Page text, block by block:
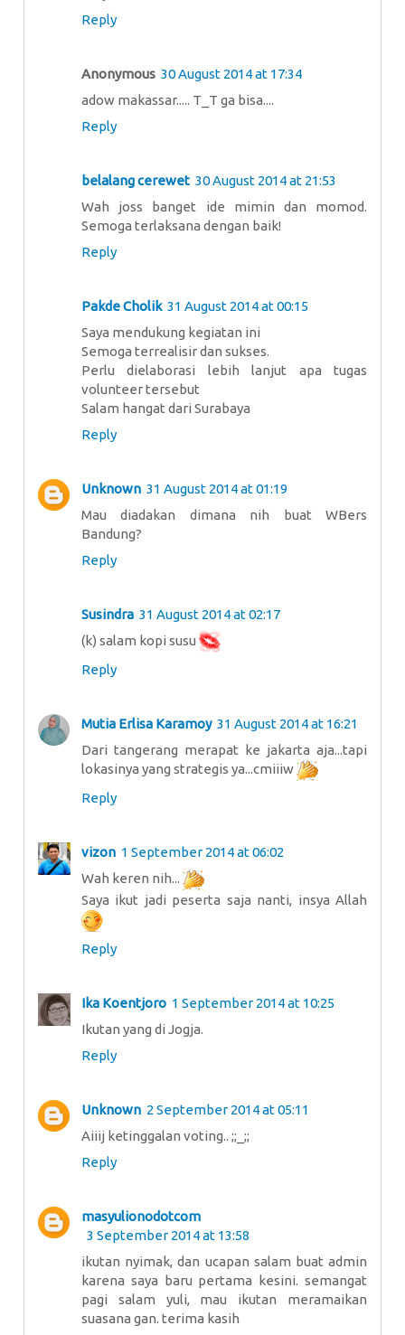
Reply
Anonymous 30 August 2014 at 17:34
adow makassar..... T_T ga bisa....
Reply
belalang cerewet 30 August 2014 at 21:53
Wah joss banget ide mimin dan momod.
Semoga terlaksana dengan baik!
Reply
Pakde Cholik 31 August 2014 at 00:15
Saya mendukung kegiatan ini
Semoga terrealisir dan sukses.
Perlu dielaborasi lebih lanjut apa tugas
volunteer tersebut
Salam hangat dari Surabaya
Reply
Unknown 31 August 2014 at 01:19
Mau diadakan dimana nih buat WBers
Bandung?
Reply
Susindra 31 August 2014 at 02:17
(k) salam kopi susu
Reply
Mutia Erlisa Karamoy 31 August 2014 at 16:21
Dari tangerang merapat ke jakarta aja...tapi
lokasinya yang strategis ya...cmiiiw
Reply
vizon 1 September 2014 at 06:02
Wah keren nih...
Saya ikut jadi peserta saja nanti, insya Allah
Reply
Ika Koentjoro 1 September 2014 at 10:25
Ikutan yang di Jogja.
Reply
Unknown 2 September 2014 at 05:11
Aiiij ketinggalan voting.. ;;_;;
Reply
masyulionodotcom
3 September 2014 at 13:58
ikutan nyimak, dan ucapan salam buat admin
karena saya baru pertama kesini. semangat
pagi salam yuli, mau ikutan meramaikan
suasana gan. terima kasih